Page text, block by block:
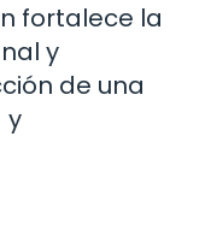
fortalece la
y
de una
y